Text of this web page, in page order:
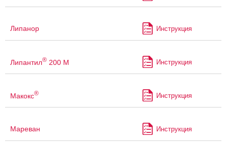
Липанор Инструкция
Липантил® 200 М Инструкция
Макокс® Инструкция
Мареван Инструкция